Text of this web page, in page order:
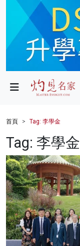
政局
財經
健康
商業
科技
影片
名家榜
首頁 Tag: 李學金
Tag: 李學金